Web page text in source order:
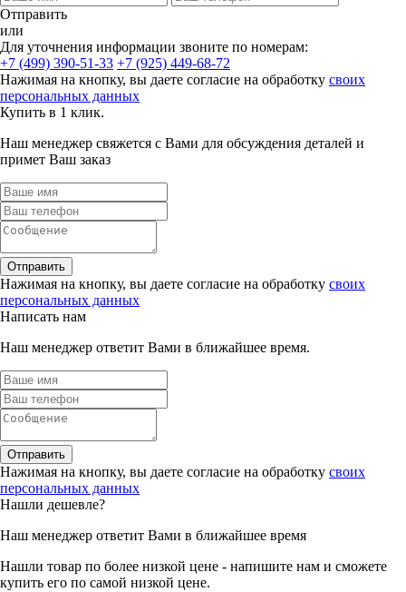
Отправить
или
Для уточнения информации звоните по номерам:
+7 (499) 390-51-33 +7 (925) 449-68-72
Нажимая на кнопку, вы даете согласие на обработку своих
персональных данных
Купить в 1 клик.
Наш менеджер свяжется с Вами для обсуждения деталей и
примет Ваш заказ
Отправить
Нажимая на кнопку, вы даете согласие на обработку своих
персональных данных
Написать нам
Наш менеджер ответит Вами в ближайшее время.
Отправить
Нажимая на кнопку, вы даете согласие на обработку своих
персональных данных
Нашли дешевле?
Наш менеджер ответит Вами в ближайшее время
Нашли товар по более низкой цене - напишите нам и сможете
купить его по самой низкой цене.